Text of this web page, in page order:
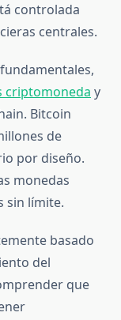
controlada
centrales.
criptomoneda y
Bitcoin
de
por diseño.
monedas
sin límite.
basado
del
que